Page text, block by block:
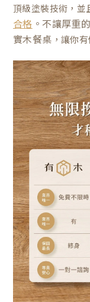
頂級塗裝技術，並
合格 。不讓厚重
實木餐桌 ，讓你